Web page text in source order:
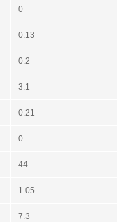
0
0.13
0.2
3.1
0.21
0
44
1.05
7.3